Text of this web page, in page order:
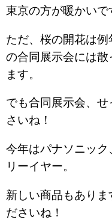
東京の方が暖かいで
ただ、桜の開花は
の合同展示会には散
ます。
でも合同展示会、
さいね！
今年はパナソニッ
リーイヤー。
新しい商品もありま
ださいね！